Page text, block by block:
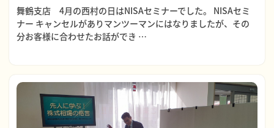
舞鶴支店 4月の西村の日はNISAセミナーでした。 NISAセミ
ナー キャンセルがありマンツーマンにはなりましたが、その
分お客様に合わせたお話ができ …